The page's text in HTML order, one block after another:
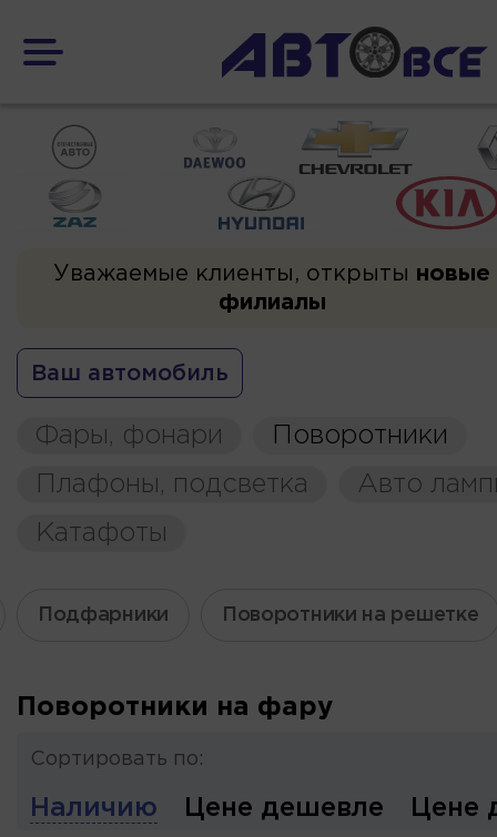
Уважаемые клиенты, открыты новые
филиалы
Ваш автомобиль
Фары, фонари
Поворотники
Плафоны, подсветка
Авто
Катафоты
Подфарники Поворотники на решетке
Поворотники на фару
Сортировать по:
Наличию Цене дешевле Цене